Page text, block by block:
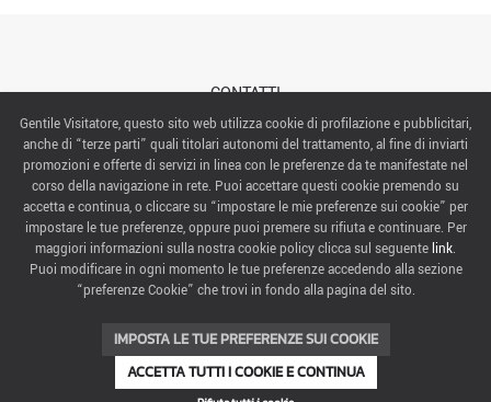
CONTATTI
ABOUT US
ITALIAN EXHIBITION GROUP SpA All rights reserved
Via Emilia 155, 47921 Rimini,
CF/PI 00139440408, Registro Imprese: Rimini P.I e n. Reg. Imprese 00139440408, Capitale Sociale
52.214.897 i.v.
Gentile Visitatore, questo sito web utilizza cookie di profilazione e pubblicitari,
anche di “terze parti” quali titolari autonomi del trattamento, al fine di inviarti
promozioni e offerte di servizi in linea con le preferenze da te manifestate nel
corso della navigazione in rete. Puoi accettare questi cookie premendo su
accetta e continua, o cliccare su “impostare le mie preferenze sui cookie” per
impostare le tue preferenze, oppure puoi premere su rifiuta e continuare. Per
maggiori informazioni sulla nostra cookie policy clicca sul seguente link.
Puoi modificare in ogni momento le tue preferenze accedendo alla sezione
“preferenze Cookie” che trovi in fondo alla pagina del sito.
IMPOSTA LE TUE PREFERENZE SUI COOKIE
ACCETTA TUTTI I COOKIE E CONTINUA